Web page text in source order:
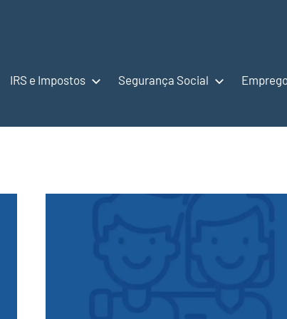
IRS e Impostos Segurança Social